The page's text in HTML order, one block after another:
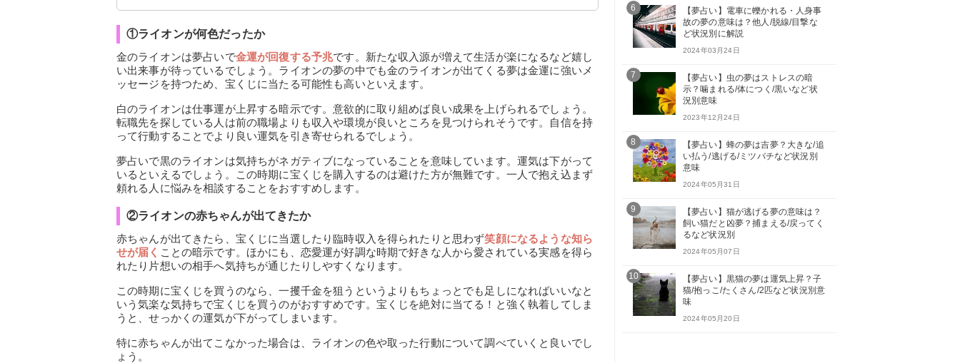
①ライオンが何色だったか
金のライオンは夢占いで金運が回復する予兆です。新たな収入源が増えて生活が楽になるなど嬉し
い出来事が待っているでしょう。ライオンの夢の中でも金のライオンが出てくる夢は金運に強いメ
ッセージを持つため、宝くじに当たる可能性も高いといえます。
白のライオンは仕事運が上昇する暗示です。意欲的に取り組めば良い成果を上げられるでしょう。
転職先を探している人は前の職場よりも収入や環境が良いところを見つけられそうです。自信を持
って行動することでより良い運気を引き寄せられるでしょう。
夢占いで黒のライオンは気持ちがネガティブになっていることを意味しています。運気は下がって
いるといえるでしょう。この時期に宝くじを購入するのは避けた方が無難です。一人で抱え込まず
頼れる人に悩みを相談することをおすすめします。
②ライオンの赤ちゃんが出てきたか
赤ちゃんが出てきたら、宝くじに当選したり臨時収入を得られたりと思わず笑顔になるような知ら
せが届く ことの暗示です。ほかにも、恋愛運が好調な時期で好きな人から愛されている実感を得ら
れたり片想いの相手へ気持ちが通じたりしやすくなります。
この時期に宝くじを買うのなら、一攫千金を狙うというよりもちょっとでも足しになればいいなと
いう気楽な気持ちで宝くじを買うのがおすすめです。宝くじを絶対に当てる！と強く執着してしま
うと、せっかくの運気が下がってしまいます。
特に赤ちゃんが出てこなかった場合は、ライオンの色や取った行動について調べていくと良いでし
ょう。
6
【夢占い】電車に轢かれる・人身事
故の夢の意味は？他人/脱線/目撃な
ど状況別に解説
2024年03月24日
7
【夢占い】虫の夢はストレスの暗
示？噛まれる/体につく/黒いなど状
況別意味
2023年12月24日
8
【夢占い】蜂の夢は吉夢？大きな/追
い払う/逃げる/ミツバチなど状況別
意味
2024年05月31日
9
【夢占い】猫が逃げる夢の意味は？
飼い猫だと凶夢？捕まえる/戻ってく
るなど状況別
2024年05月07日
10
【夢占い】黒猫の夢は運気上昇？子
猫/抱っこ/たくさん/2匹など状況別意
味
2024年05月20日